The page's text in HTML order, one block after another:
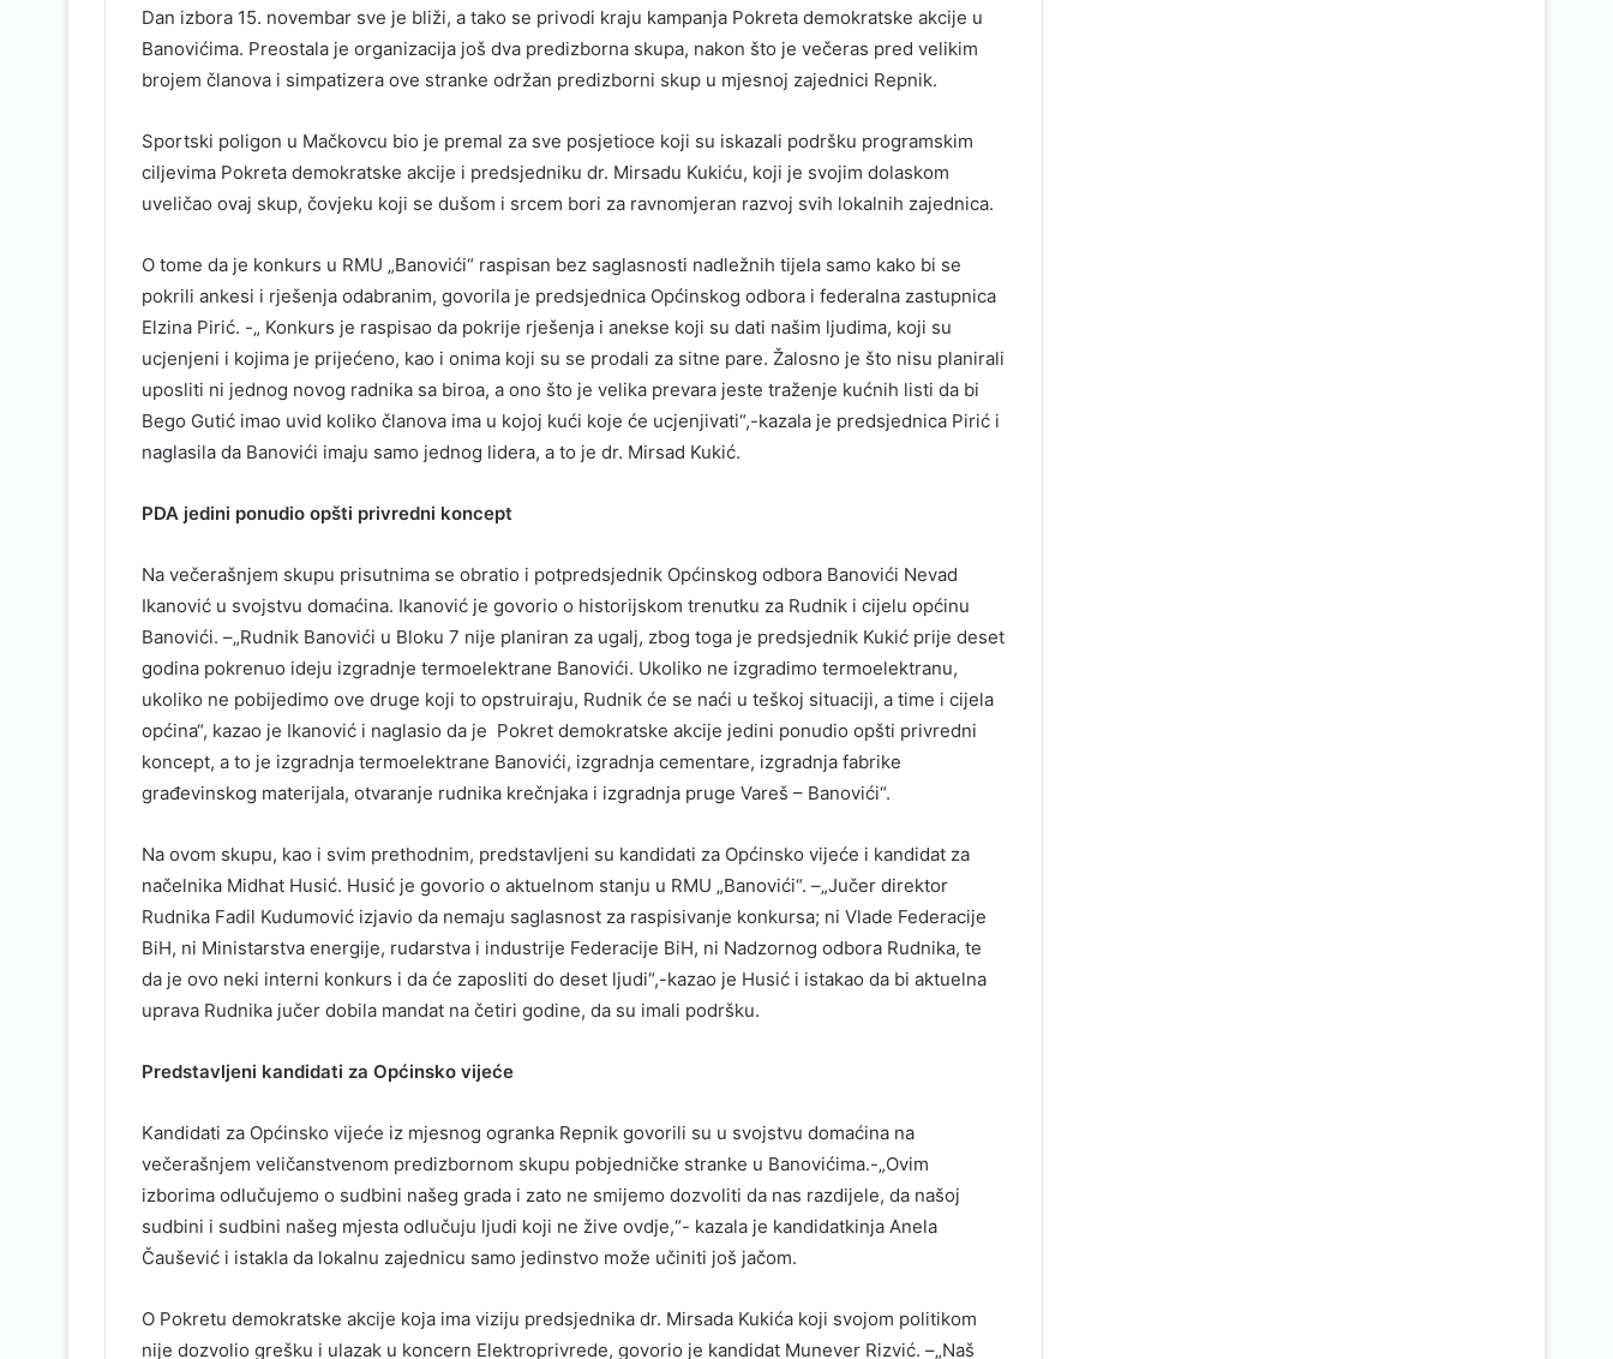
Dan izbora 15. novembar sve je bliži, a tako se privodi kraju kampanja Pokreta demokratske akcije u
Banovićima. Preostala je organizacija još dva predizborna skupa, nakon što je večeras pred velikim
brojem članova i simpatizera ove stranke održan predizborni skup u mjesnoj zajednici Repnik.
Sportski poligon u Mačkovcu bio je premal za sve posjetioce koji su iskazali podršku programskim
ciljevima Pokreta demokratske akcije i predsjedniku dr. Mirsadu Kukiću, koji je svojim dolaskom
uveličao ovaj skup, čovjeku koji se dušom i srcem bori za ravnomjeran razvoj svih lokalnih zajednica.
O tome da je konkurs u RMU „Banovići“ raspisan bez saglasnosti nadležnih tijela samo kako bi se
pokrili ankesi i rješenja odabranim, govorila je predsjednica Općinskog odbora i federalna zastupnica
Elzina Pirić. -„ Konkurs je raspisao da pokrije rješenja i anekse koji su dati našim ljudima, koji su
ucjenjeni i kojima je prijećeno, kao i onima koji su se prodali za sitne pare. Žalosno je što nisu planirali
uposliti ni jednog novog radnika sa biroa, a ono što je velika prevara jeste traženje kućnih listi da bi
Bego Gutić imao uvid koliko članova ima u kojoj kući koje će ucjenjivati“,-kazala je predsjednica Pirić i
naglasila da Banovići imaju samo jednog lidera, a to je dr. Mirsad Kukić.
PDA jedini ponudio opšti privredni koncept
Na večerašnjem skupu prisutnima se obratio i potpredsjednik Općinskog odbora Banovići Nevad
Ikanović u svojstvu domaćina. Ikanović je govorio o historijskom trenutku za Rudnik i cijelu općinu
Banovići. –„Rudnik Banovići u Bloku 7 nije planiran za ugalj, zbog toga je predsjednik Kukić prije deset
godina pokrenuo ideju izgradnje termoelektrane Banovići. Ukoliko ne izgradimo termoelektranu,
ukoliko ne pobijedimo ove druge koji to opstruiraju, Rudnik će se naći u teškoj situaciji, a time i cijela
općina“, kazao je Ikanović i naglasio da je Pokret demokratske akcije jedini ponudio opšti privredni
koncept, a to je izgradnja termoelektrane Banovići, izgradnja cementare, izgradnja fabrike
građevinskog materijala, otvaranje rudnika krečnjaka i izgradnja pruge Vareš – Banovići“.
Na ovom skupu, kao i svim prethodnim, predstavljeni su kandidati za Općinsko vijeće i kandidat za
načelnika Midhat Husić. Husić je govorio o aktuelnom stanju u RMU „Banovići“. –„Jučer direktor
Rudnika Fadil Kudumović izjavio da nemaju saglasnost za raspisivanje konkursa; ni Vlade Federacije
BiH, ni Ministarstva energije, rudarstva i industrije Federacije BiH, ni Nadzornog odbora Rudnika, te
da je ovo neki interni konkurs i da će zaposliti do deset ljudi“,-kazao je Husić i istakao da bi aktuelna
uprava Rudnika jučer dobila mandat na četiri godine, da su imali podršku.
Predstavljeni kandidati za Općinsko vijeće
Kandidati za Općinsko vijeće iz mjesnog ogranka Repnik govorili su u svojstvu domaćina na
večerašnjem veličanstvenom predizbornom skupu pobjedničke stranke u Banovićima.-„Ovim
izborima odlučujemo o sudbini našeg grada i zato ne smijemo dozvoliti da nas razdijele, da našoj
sudbini i sudbini našeg mjesta odlučuju ljudi koji ne žive ovdje,“- kazala je kandidatkinja Anela
Čaušević i istakla da lokalnu zajednicu samo jedinstvo može učiniti još jačom.
O Pokretu demokratske akcije koja ima viziju predsjednika dr. Mirsada Kukića koji svojom politikom
nije dozvolio grešku i ulazak u koncern Elektroprivrede, govorio je kandidat Munever Rizvić. –„Naš